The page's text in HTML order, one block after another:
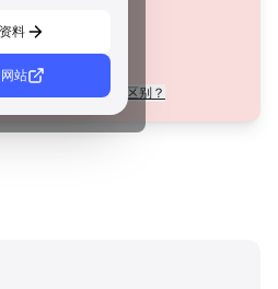
料
站
可证在法规上有什么区别？
AML 政策。监管较不严格，因此交易者应
谨慎行事并验证安全措施。
法管辖区，这些许可证通常缺乏关键保
和保险。虽然它们对运营弹性很有吸引
力，但它们对交易者构成较高的风险。